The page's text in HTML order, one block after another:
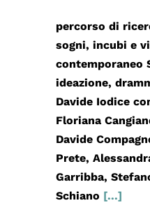
percorso di
sogni, incubi e
contemporaneo
ideazione,
Davide Iodice
Floriana
Davide
Prete,
Garribba,
Schiano [...]